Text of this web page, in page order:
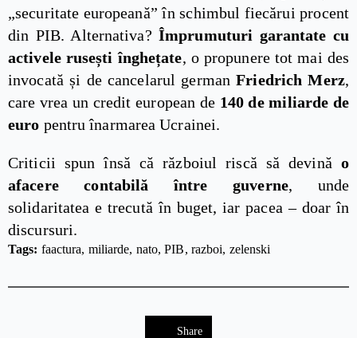
„securitate europeană” în schimbul fiecărui procent
din PIB. Alternativa?Împrumuturi garantate cu
activele rusești înghețate, o propunere tot mai des
invocată și de cancelarul germanFriedrich Merz,
care vrea un credit european de 140 de miliarde de
euro pentru înarmarea Ucrainei.
Criticii spun însă că războiul riscă să devină o
afacere contabilă între guverne, unde
solidaritatea e trecută în buget, iar pacea – doar în
discursuri.
Tags: faactura miliarde nato PIB razboi zelenski
Share